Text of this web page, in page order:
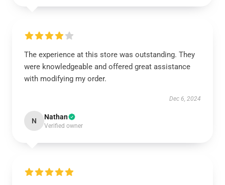
The experience at this store was outstanding. They
were knowledgeable and offered great assistance
with modifying my order.
Dec 6, 2024
N Nathan
Verified owner